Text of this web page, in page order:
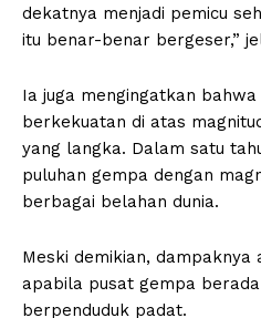
dekatnya menjadi pemicu
itu benar-benar bergeser,”
Ia juga mengingatkan
berkekuatan di atas
yang langka. Dalam satu
puluhan gempa dengan
berbagai belahan dunia.
Meski demikian,
apabila pusat gempa
berpenduduk padat.